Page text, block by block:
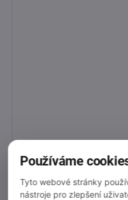
Používáme
Tyto webové stránky
nástroje pro zlepšení